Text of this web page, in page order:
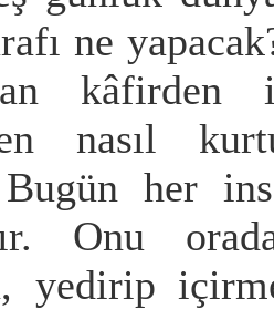
ne
kâfirden
nasıl
her
Onu
yedirip